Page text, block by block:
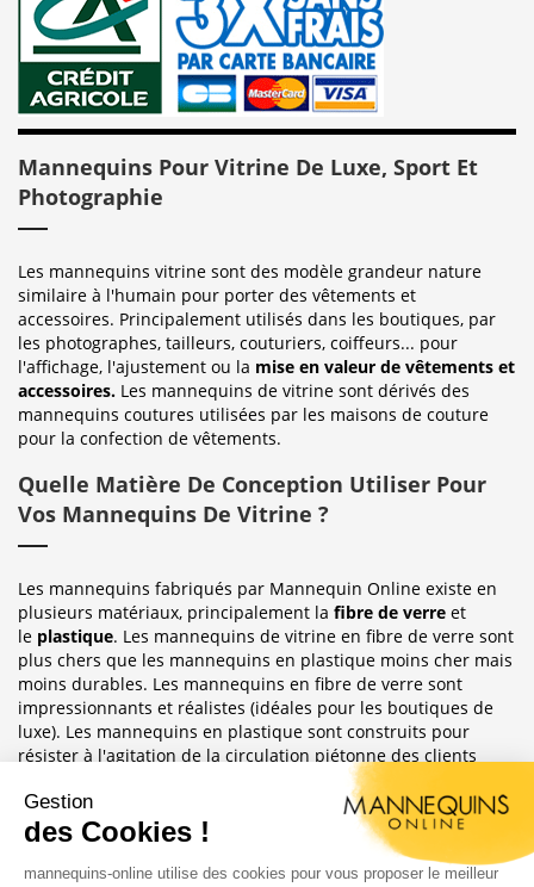
Mannequins Pour Vitrine De Luxe, Sport Et
Photographie
Les mannequins vitrine sont des modèle grandeur nature
similaire à l'humain pour porter des vêtements et
accessoires. Principalement utilisés dans les boutiques, par
les photographes, tailleurs, couturiers, coiffeurs... pour
l'affichage, l'ajustement ou la mise en valeur de vêtements et
accessoires. Les mannequins de vitrine sont dérivés des
mannequins coutures utilisées par les maisons de couture
pour la confection de vêtements.
Quelle Matière De Conception Utiliser Pour
Vos Mannequins De Vitrine ?
Les mannequins fabriqués par Mannequin Online existe en
plusieurs matériaux, principalement la fibre de verre et
le plastique. Les mannequins de vitrine en fibre de verre sont
plus chers que les mannequins en plastique moins cher mais
moins durables. Les mannequins en fibre de verre sont
impressionnants et réalistes (idéales pour les boutiques de
luxe). Les mannequins en plastique sont construits pour
résister à l'agitation de la circulation piétonne des clients
habituellement observée dans le magasin où ils sont placés.
Sublimez Vos Boutiques, Vitrines Et